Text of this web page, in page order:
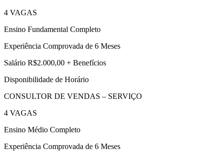
4 VAGAS
Ensino Fundamental Completo
Experiência Comprovada de 6 Meses
Salário R$2.000,00 + Benefícios
Disponibilidade de Horário
CONSULTOR DE VENDAS – SERVIÇO
4 VAGAS
Ensino Médio Completo
Experiência Comprovada de 6 Meses